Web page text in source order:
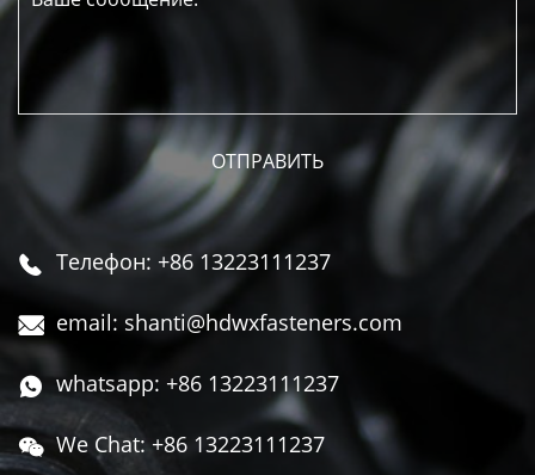
 Телефон: +86 13223111237
 email: shanti@hdwxfasteners.com
 whatsapp: +86 13223111237
 We Chat: +86 13223111237